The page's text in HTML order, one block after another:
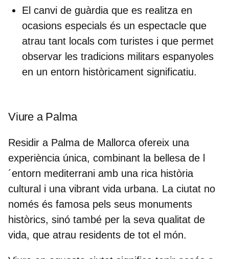
El canvi de guàrdiaque es realitza en
ocasions especials és un espectacle que
atrau tant locals com turistes i que permet
observar les tradicions militars espanyoles
en un entorn històricament significatiu.
Viure a Palma
Residir a Palma de Mallorca ofereix una
experiència única, combinant la bellesa de
´entorn mediterrani amb una rica història
cultural i una vibrant vida urbana. La ciutat no
només és famosa pels seus monuments
històrics, sinó també per la seva qualitat de
vida, que atrau residents de tot el món.